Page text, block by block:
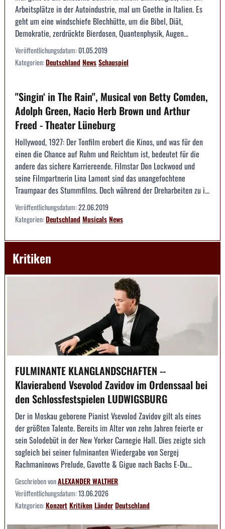
Arbeitsplätze in der Autoindustrie, mal um Goethe in Italien. Es
geht um eine windschiefe Blechhütte, um die Bibel, Diät,
Demokratie, zerdrückte Bierdosen, Quantenphysik, Augen...
Veröffentlichungsdatum:01.05.2019
Kategorien:DeutschlandNewsSchauspiel
"Singin‘ in The Rain", Musical von Betty Comden,
Adolph Green, Nacio Herb Brown und Arthur
Freed - Theater Lüneburg
Hollywood, 1927: Der Tonfilm erobert die Kinos, und was für den
einen die Chance auf Ruhm und Reichtum ist, bedeutet für die
andere das sichere Karriereende. Filmstar Don Lockwood und
seine Filmpartnerin Lina Lamont sind das unangefochtene
Traumpaar des Stummfilms. Doch während der Dreharbeiten zu i...
Veröffentlichungsdatum:22.06.2019
Kategorien:DeutschlandMusicalsNews
Kritiken
FULMINANTE KLANGLANDSCHAFTEN --
Klavierabend Vsevolod Zavidov im Ordenssaal bei
den Schlossfestspielen LUDWIGSBURG
Der in Moskau geborene Pianist Vsevolod Zavidov gilt als eines
der größten Talente. Bereits im Alter von zehn Jahren feierte er
sein Solodebüt in der New Yorker Carnegie Hall. Dies zeigte sich
sogleich bei seiner fulminanten Wiedergabe von Sergej
Rachmaninows Prelude, Gavotte & Gigue nach Bachs E-Du...
Geschrieben vonALEXANDER WALTHER
Veröffentlichungsdatum:13.06.2026
Kategorien:KonzertKritikenLänderDeutschland